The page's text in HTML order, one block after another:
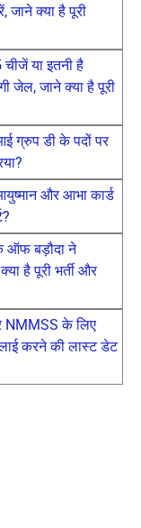
जाने क्या है पूरी
या इतनी है
जेल, जाने क्या है पूरी
ग्रुप डी के पदों पर
और आभा कार्ड
ऑफ बड़ौदा ने
है पूरी भर्ती और
NMMSS के लिए
करने की लास्ट डेट